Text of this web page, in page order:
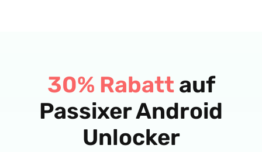
30% Rabattauf
Passixer Android
Unlocker